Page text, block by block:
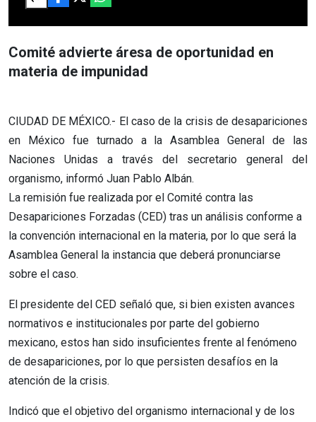
Comité advierte áresa de oportunidad en
materia de impunidad
CIUDAD DE MÉXICO.- El caso de la crisis de desapariciones
en México fue turnado a la Asamblea General de las
Naciones Unidas a través del secretario general del
organismo, informó Juan Pablo Albán.
La remisión fue realizada por el Comité contra las
Desapariciones Forzadas (CED) tras un análisis conforme a
la convención internacional en la materia, por lo que será la
Asamblea General la instancia que deberá pronunciarse
sobre el caso.
El presidente del CED señaló que, si bien existen avances
normativos e institucionales por parte del gobierno
mexicano, estos han sido insuficientes frente al fenómeno
de desapariciones, por lo que persisten desafíos en la
atención de la crisis.
Indicó que el objetivo del organismo internacional y de los